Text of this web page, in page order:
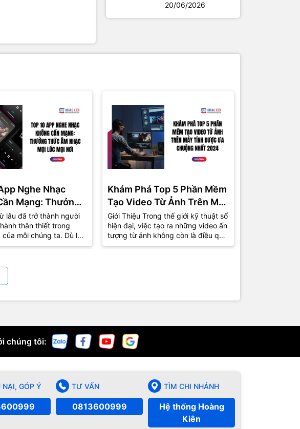
20/06/2026
Nghe Nhạc
Mạng: Thưởng
Nhạc Mọi Nơi
lâu đã trở thành người
thân thiết trong
mỗi chúng ta. Dù là
buồn, âm nhạc luôn
Khám Phá Top 5 Phần Mềm
Tạo Video Từ Ảnh Trên Máy
Tính Được Ưa Chuộng Nhất
2024
Giới Thiệu Trong thế giới kỹ thuật số
hiện đại, việc tạo ra những video ấn
tượng từ ảnh không còn là điều quá
xa lạ. Từ những bức ảnh kỷ...
chúng tôi:
NẠI, GÓP Ý TƯ VẤN
0813600999
TÌM CHI NHÁNH
Hệ thống Hoàng
Kiên